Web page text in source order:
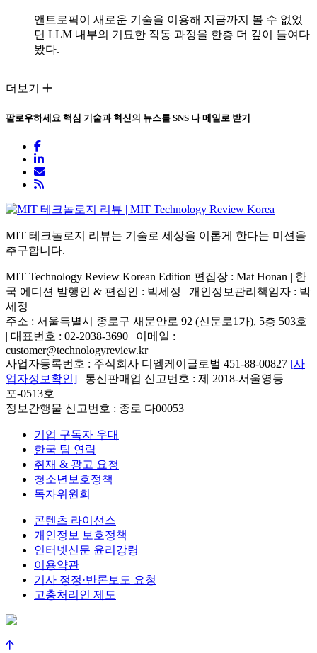
앤트로픽이 새로운 기술을 이용해 지금까지 볼 수 없었
던 LLM 내부의 기묘한 작동 과정을 한층 더 깊이 들여다
봤다.
더보기
팔로우하세요 핵심 기술과 혁신의 뉴스를 SNS 나 메일로 받기
MIT 테크놀로지 리뷰는 기술로 세상을 이롭게 한다는 미션을
추구합니다.
MIT Technology Review Korean Edition 편집장 : Mat Honan | 한
국 에디션 발행인 & 편집인 : 박세정 | 개인정보관리책임자 : 박
세정
주소 : 서울특별시 종로구 새문안로 92 (신문로1가), 5층 503호
| 대표번호 : 02-2038-3690 | 이메일 :
customer@technologyreview.kr
사업자등록번호 : 주식회사 디엠케이글로벌 451-88-00827 [사
업자정보확인] | 통신판매업 신고번호 : 제 2018-서울영등
포-0513호
정보간행물 신고번호 : 종로 다00053
기업 구독자 우대
한국 팀 연락
취재 & 광고 요청
청소년보호정책
독자위원회
콘텐츠 라이선스
개인정보 보호정책
인터넷신문 윤리강령
이용약관
기사 정정·반론보도 요청
고충처리인 제도